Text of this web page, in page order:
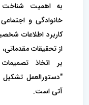
به اهمیت
خانوادگی و
کاربرد اطلاعات
از تحقیقات
بر اتخاذ
"دستورالعمل
آتی است.